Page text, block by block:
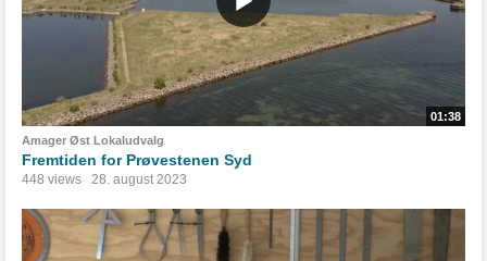
01:38
Amager Øst Lokaludvalg
Fremtiden for Prøvestenen Syd
448 views 28. august 2023